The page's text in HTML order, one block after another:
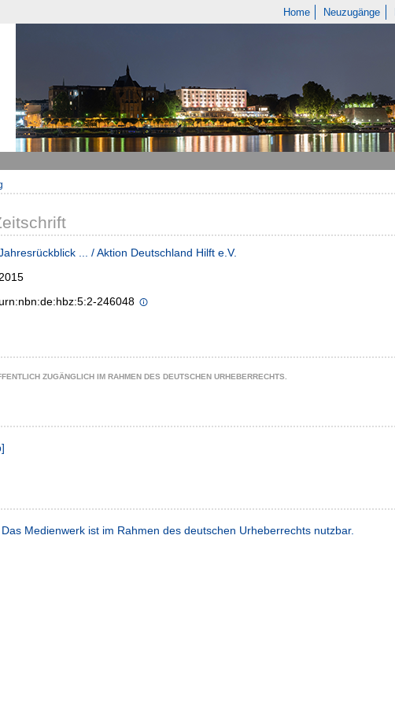
Home Neuzugänge
... / Aktion Deutschland Hilft e.V.
246048
ZUGÄNGLICH IM RAHMEN DES DEUTSCHEN URHEBERRECHTS.
]
Das Medienwerk ist im Rahmen des deutschen Urheberrechts nutzbar.